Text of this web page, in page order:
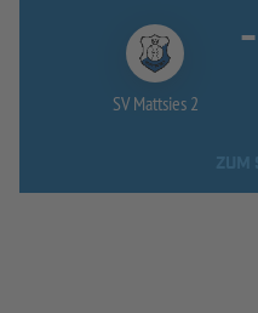
SV Mattsies 2
-